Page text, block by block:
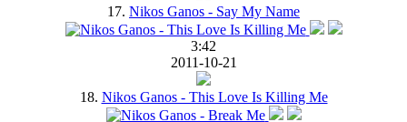
17. Nikos Ganos - Say My Name
3:42
2011-10-21
18. Nikos Ganos - This Love Is Killing Me